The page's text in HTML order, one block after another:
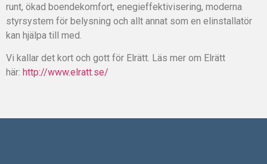
runt, ökad boendekomfort, enegieffektivisering, moderna
styrsystem för belysning och allt annat som en elinstallatör
kan hjälpa till med.
Vi kallar det kort och gott för Elrätt. Läs mer om Elrätt
här: http://www.elratt.se/